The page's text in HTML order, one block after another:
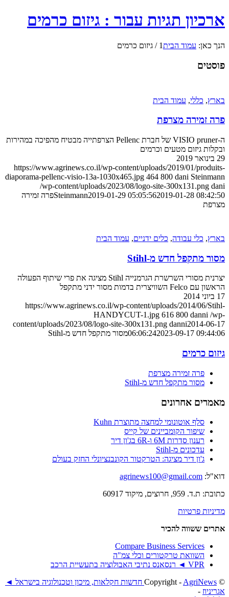
ארכיון תגיות עבור : גיזום כרמים
הנך כאן: עמוד הבית1
/ גיזום כרמים
פוסטים
בארץ, כללי, עמוד הבית
פרה זמירה מצרפת
ה-VISIO pruner של חברת Pellenc הצרפתייה מבטיח מהפיכה במהירות
ובקלות גיזום מטעים וכרמים
29 בינואר 2019
https://www.agrinews.co.il/wp-content/uploads/2019/01/produits-
diaporama-pellenc-visio-13a-1030x465.jpg 464 800 dani Steinmann
/wp-content/uploads/2023/08/logo-site-300x131.png dani
Steinmann2019-01-29 05:05:562019-01-28 08:42:50
פרה זמירה
מצרפת
בארץ, כלי עבודה, כלים ידניים, עמוד הבית
מסור מתקפל חדש מ-Stihl
יצרנית מסורי השרשרת הגרמנייה Stihl מציגה את פרי שיתוף הפעולה
הראשון עם Felco השוויצרית בדמות מסור ידני מתקפל
17 ביוני 2014
https://www.agrinews.co.il/wp-content/uploads/2014/06/Stihl-
HANDYCUT-1.jpg 616 800 danni /wp-
content/uploads/2023/08/logo-site-300x131.png danni2014-06-17
06:06:242023-09-17 09:44:06 מסור מתקפל חדש מ-Stihl
גיזום כרמים
פרה זמירה מצרפת
מסור מתקפל חדש מ-Stihl
מאמרים אחרונים
סלף אוטונומי למחצה מתוצרת Kuhn
שיפור הקומביינים של קייס
רענון סדרות 6M ו-6R בג'ון דיר
עדכונים מ-Stihl
ג'ון דיר מציגה: הטרקטור הקונבנציונלי החזק בעולם
דוא"ל: agrinews100@gmail.com
כתובת: ת.ד. 959, חרוצים, מיקוד 60917
מדיניות פרטיות
אתרים ששווה להכיר
Compare Business Services
השוואת טרקטורים וכלי צמ"ה
VPR ◄ רנסאנס נתיבי האבולוציה בתעשיית הרכב
© ‫Copyright -
AgriNews חדשות חקלאות, מיכון וטכנולוגיה בישראל ◄
אגריניוז -